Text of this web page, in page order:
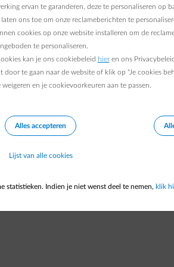
documenten zijn beschikbaar onder
Schakel over naar Frans
Schakel over naar
Schakel over naar
Schakel over
ervan te garanderen, deze te personaliseren op
ons toe om onze reclameberichten te
cookies op onze website installeren om de
te personaliseren.
kan je ons cookiebeleid hieren ons
door te gaan naar de website of klik op "Je cookies
en je cookievoorkeuren aan te passen.
Alles accepteren
Lijst van alle cookies
statistieken. Indien je niet wenst deel te nemen, klik